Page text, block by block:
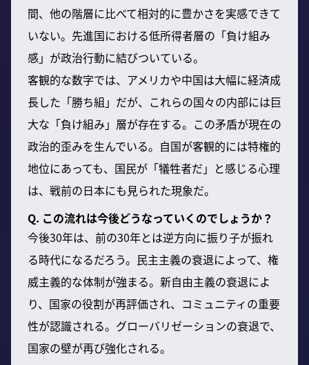
間、他の階層に比べて相対的に豊かさを実感できて
いない。先進国における低所得者層の「負け組み
感」が政治行動に結びついている。
客観的な数字では、アメリカや中国は大幅に経済成
長した「勝ち組」だが、これらの国々の内部には巨
大な「負け組み」層が存在する。この矛盾が現在の
政治的歪みを生んでいる。自国が客観的には特権的
地位にあっても、国民が「犠牲者だ」と感じる心理
は、戦前の日本にも見られた現象だ。
Q. この流れは今後どうなっていくのでしょうか？
今後30年は、前の30年とは逆方向に振り子が振れ
る時代になるだろう。民主主義の衰退によって、権
威主義的な体制が強まる。新自由主義の衰退によ
り、国家の役割が再評価され、コミュニティの重要
性が認識される。グローバリゼーションの衰退で、
国家の壁が再び強化される。